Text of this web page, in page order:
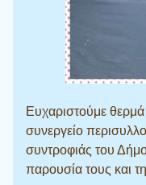
Ευχαριστούμε
συνεργείο
συντροφιάς του
παρουσία τους και